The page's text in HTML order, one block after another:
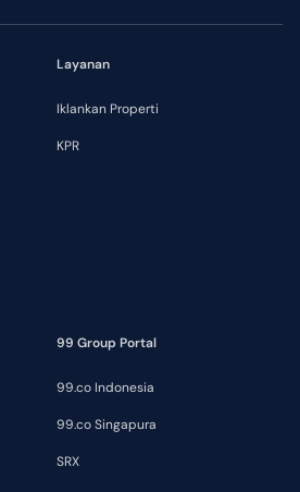
Layanan
Iklankan Properti
KPR
99 Group Portal
99.co Indonesia
99.co Singapura
SRX